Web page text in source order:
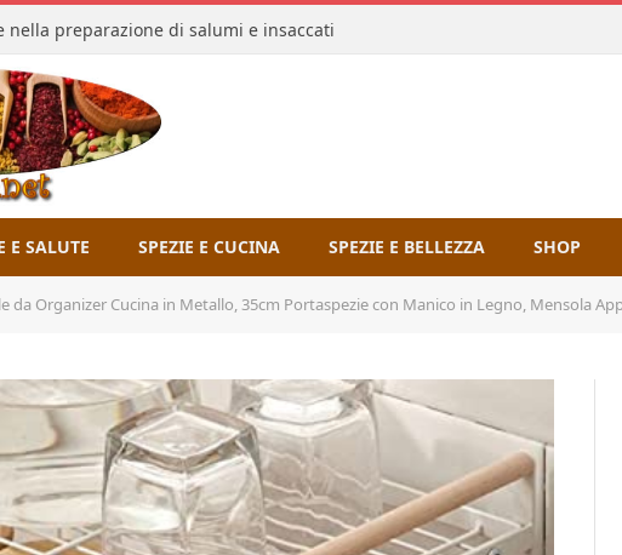
nella preparazione di salumi e insaccati
E SALUTE SPEZIE E CUCINA SPEZIE E BELLEZZA SHOP
Organizer Cucina in Metallo, 35cm Portaspezie con Manico in Legno, Mensola Appoggio Salvaspazio & Divisorio per